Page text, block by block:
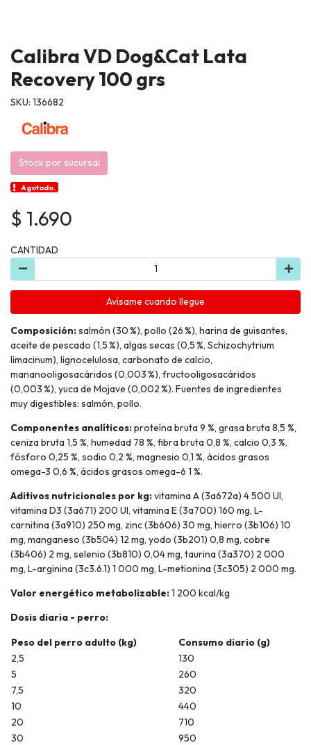
Calibra VD Dog&Cat Lata
Recovery 100 grs
SKU: 136682
Stock por sucursal
Agotado.
$ 1.690
CANTIDAD
Avísame cuando llegue
Composición:salmón (30 %), pollo (26 %), harina de guisantes,
aceite de pescado (1,5 %), algas secas (0,5 %, Schizochytrium
limacinum), lignocelulosa, carbonato de calcio,
mananooligosacáridos (0,003 %), fructooligosacáridos
(0,003 %), yuca de Mojave (0,002 %). Fuentes de ingredientes
muy digestibles: salmón, pollo.
Componentes analíticos:proteína bruta 9 %, grasa bruta 8,5 %,
ceniza bruta 1,5 %, humedad 78 %, fibra bruta 0,8 %, calcio 0,3 %,
fósforo 0,25 %, sodio 0,2 %, magnesio 0,1 %, ácidos grasos
omega-3 0,6 %, ácidos grasos omega-6 1 %.
Aditivos nutricionales por kg:vitamina A (3a672a) 4 500 UI,
vitamina D3 (3a671) 200 UI, vitamina E (3a700) 160 mg, L-
carnitina (3a910) 250 mg, zinc (3b606) 30 mg, hierro (3b106) 10
mg, manganeso (3b504) 12 mg, yodo (3b201) 0,8 mg, cobre
(3b406) 2 mg, selenio (3b810) 0,04 mg, taurina (3a370) 2 000
mg, L-arginina (3c3.6.1) 1 000 mg, L-metionina (3c305) 2 000 mg.
Valor energético metabolizable:1 200 kcal/kg
Dosis diaria - perro:
Peso del perro adulto (kg)
Consumo diario (g)
2,5
130
5
260
7,5
320
10
440
20
710
30
950